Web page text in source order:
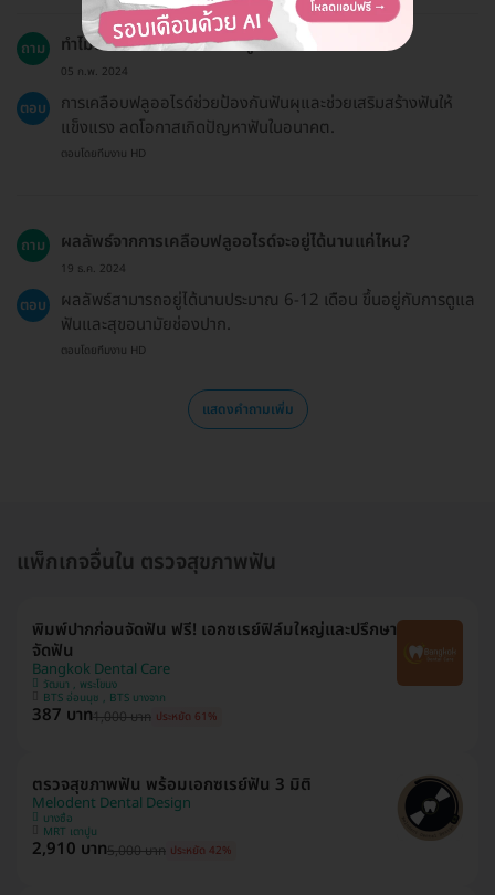
ถาม ทำไมฉันควรทำการเคลือบฟลูออไรด์?
05 ก.พ. 2024
ตอบ
การเคลือบฟลูออไรด์ช่วยป้องกันฟันผุและช่วยเสริมสร้างฟันให้
แข็งแรง ลดโอกาสเกิดปัญหาฟันในอนาคต.
ตอบโดยทีมงาน HD
ถาม ผลลัพธ์จากการเคลือบฟลูออไรด์จะอยู่ได้นานแค่ไหน?
19 ธ.ค. 2024
ตอบ
ผลลัพธ์สามารถอยู่ได้นานประมาณ 6-12 เดือน ขึ้นอยู่กับการดูแล
ฟันและสุขอนามัยช่องปาก.
ตอบโดยทีมงาน HD
แสดงคำถามเพิ่ม
แพ็กเกจอื่นใน ตรวจสุขภาพฟัน
พิมพ์ปากก่อนจัดฟัน ฟรี! เอกซเรย์ฟิล์มใหญ่และปรึกษา
จัดฟัน
Bangkok Dental Care
วัฒนา , พระโขนง
BTS อ่อนนุช , BTS บางจาก
387 บาท1,000 บาท ประหยัด 61%
ตรวจสุขภาพฟัน พร้อมเอกซเรย์ฟัน 3 มิติ
Melodent Dental Design
บางซื่อ
MRT เตาปูน
2,910 บาท5,000 บาท ประหยัด 42%